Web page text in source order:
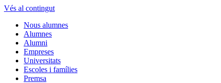
Vés al contingut
Nous alumnes
Alumnes
Alumni
Empreses
Universitats
Escoles i famílies
Premsa